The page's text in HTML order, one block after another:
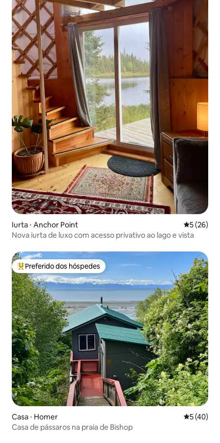
Iurta ⋅ Anchor Point 5 de uma
5 (26)
Nova iurta de luxo com acesso privativo ao lago e vista
Entre os melhores preferidos dos hóspedes
Preferido dos hóspedes
Casa ⋅ Homer 5 de uma
5 (40)
Casa de pássaros na praia de Bishop